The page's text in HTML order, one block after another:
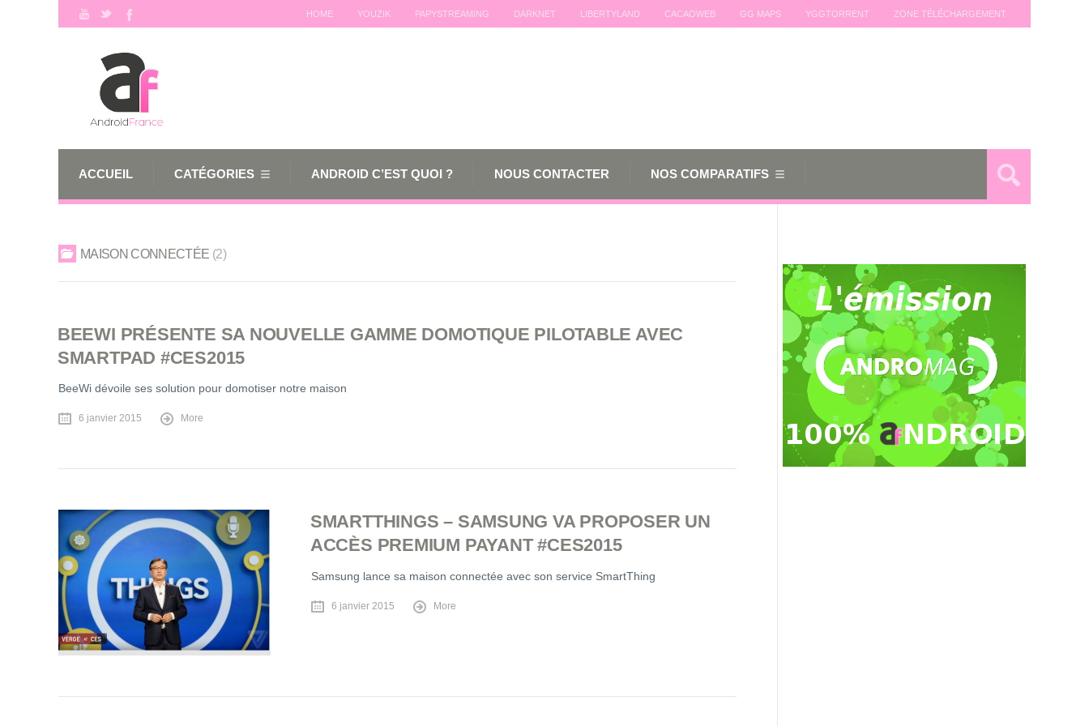
HOME YOUZIK PAPYSTREAMING DARKNET LIBERTYLAND CACAOWEB GG MAPS YGGTORRENT ZONE TÉLÉCHARGEMENT
ACCUEIL CATÉGORIES ANDROID C’EST QUOI ? NOUS CONTACTER NOS COMPARATIFS
MAISON CONNECTÉE 2
BEEWI PRÉSENTE SA NOUVELLE GAMME DOMOTIQUE PILOTABLE AVEC
SMARTPAD #CES2015
BeeWi dévoile ses solution pour domotiser notre maison
6 janvier 2015 More
SMARTTHINGS – SAMSUNG VA PROPOSER UN
ACCÈS PREMIUM PAYANT #CES2015
Samsung lance sa maison connectée avec son service SmartThing
6 janvier 2015 More